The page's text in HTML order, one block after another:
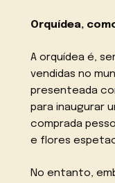
Orquídea,
A orquídea é,
vendidas no
presenteada
para inaugurar
comprada
e flores
No entanto,